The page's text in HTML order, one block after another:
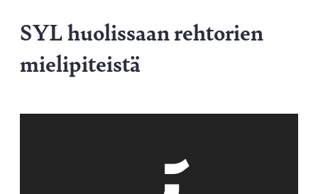
SYL huolissaan rehtorien
mielipiteistä